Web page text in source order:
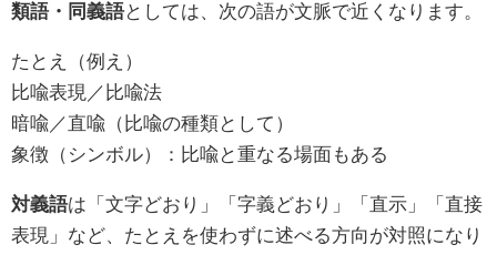
類語・同義語としては、次の語が文脈で近くなります。
たとえ（例え）
比喩表現／比喩法
暗喩／直喩（比喩の種類として）
象徴（シンボル）：比喩と重なる場面もある
対義語は「文字どおり」「字義どおり」「直示」「直接
表現」など、たとえを使わずに述べる方向が対照になり